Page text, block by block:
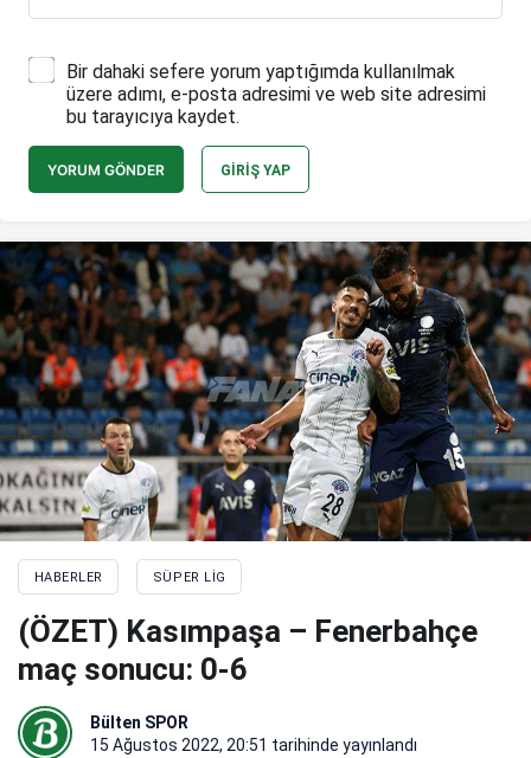
Bir dahaki sefere yorum yaptığımda kullanılmak
üzere adımı, e-posta adresimi ve web site adresimi
bu tarayıcıya kaydet.
YORUM GÖNDER GIRIŞ YAP
HABERLER SÜPER LIG
(ÖZET) Kasımpaşa – Fenerbahçe
maç sonucu: 0-6
Bülten SPOR
15 Ağustos 2022, 20:51 tarihinde yayınlandı